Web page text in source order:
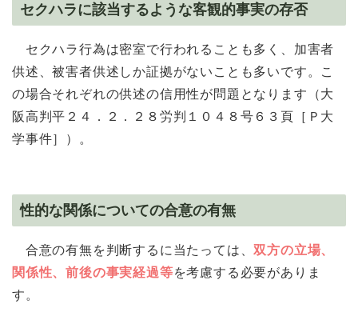
セクハラに該当するような客観的事実の存否
セクハラ行為は密室で行われることも多く、加害者
供述、被害者供述しか証拠がないことも多いです。こ
の場合それぞれの供述の信用性が問題となります（大
阪高判平２４．２．２８労判１０４８号６３頁［Ｐ大
学事件］）。
性的な関係についての合意の有無
合意の有無を判断するに当たっては、双方の立場、
関係性、前後の事実経過等を考慮する必要がありま
す。